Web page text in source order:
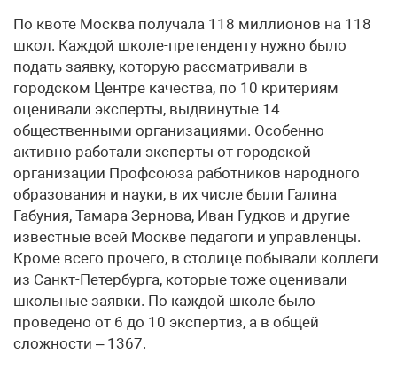
По квоте Москва получала 118 миллионов на 118
школ. Каждой школе-претенденту нужно было
подать заявку, которую рассматривали в
городском Центре качества, по 10 критериям
оценивали эксперты, выдвинутые 14
общественными организациями. Особенно
активно работали эксперты от городской
организации Профсоюза работников народного
образования и науки, в их числе были Галина
Габуния, Тамара Зернова, Иван Гудков и другие
известные всей Москве педагоги и управленцы.
Кроме всего прочего, в столице побывали коллеги
из Санкт-Петербурга, которые тоже оценивали
школьные заявки. По каждой школе было
проведено от 6 до 10 экспертиз, а в общей
сложности – 1367.